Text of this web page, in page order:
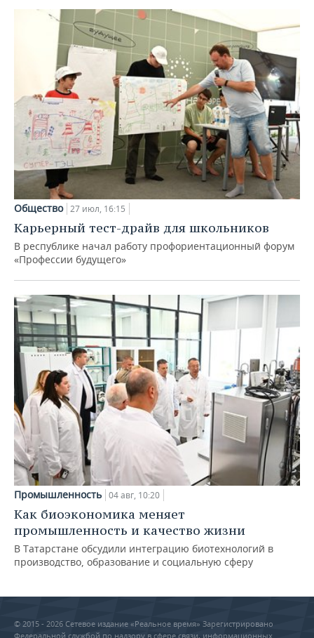
Общество 27 июл, 16:15
Карьерный тест-драйв для школьников
В республике начал работу профориентационный форум
«Профессии будущего»
Промышленность 04 авг, 10:20
Как биоэкономика меняет
промышленность и качество жизни
В Татарстане обсудили интеграцию биотехнологий в
производство, образование и социальную сферу
© 2015 - 2026 Сетевое издание «Реальное время» Зарегистрировано
Федеральной службой по надзору в сфере связи, информационных